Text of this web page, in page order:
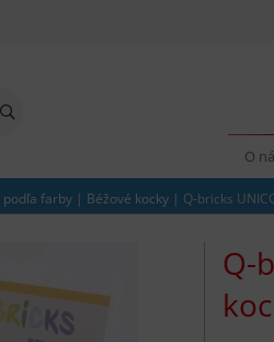
O
podľa farby | Béžové kocky | Q-bricks
Q-